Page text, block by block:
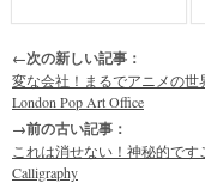
←次の新しい記事：
変な会社！まるでアニメの世
London Pop Art Office
→前の古い記事：
これは消せない！神秘的です
Calligraphy